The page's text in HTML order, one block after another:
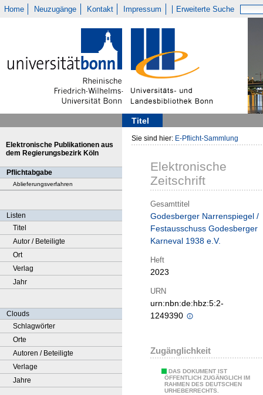
Home Neuzugänge Kontakt Impressum Erweiterte Suche
Titel
Elektronische Publikationen aus
dem Regierungsbezirk Köln
Pflichtabgabe
Ablieferungsverfahren
Listen
Titel
Autor / Beteiligte
Ort
Verlag
Jahr
Clouds
Schlagwörter
Orte
Autoren / Beteiligte
Verlage
Jahre
Sie sind hier: E-Pflicht-Sammlung
Elektronische
Zeitschrift
Gesamttitel
Godesberger Narrenspiegel /
Festausschuss Godesberger
Karneval 1938 e.V.
Heft
2023
URN
urn:nbn:de:hbz:5:2-
1249390
Zugänglichkeit
DAS DOKUMENT IST
ÖFFENTLICH ZUGÄNGLICH IM
RAHMEN DES DEUTSCHEN
URHEBERRECHTS.